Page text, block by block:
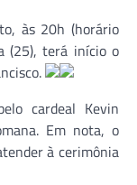
às 20h (horário
(25), terá início o
cardeal Kevin
Em nota, o
à cerimônia